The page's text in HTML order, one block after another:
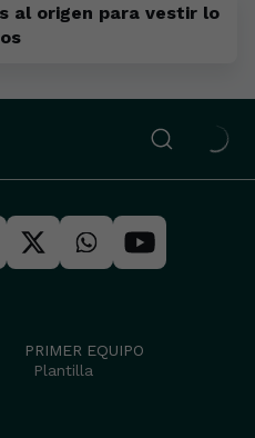
al origen para vestir lo
PRIMER EQUIPO
Plantilla